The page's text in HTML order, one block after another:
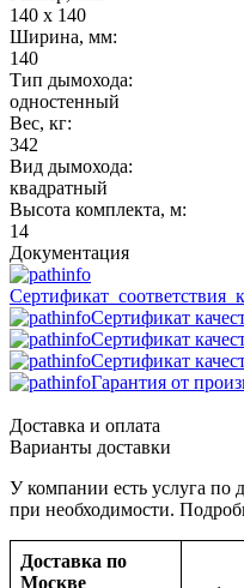
140 x 140
Ширина, мм:
140
Тип дымохода:
одностенный
Вес, кг:
342
Вид дымохода:
квадратный
Высота комплекта, м:
14
Документация
Сертификат
Сертификат
Сертификат
Гарантия от
Доставка и оплата
Варианты доставки
У компании есть услуга по
при необходимости.
Доставка по
Москве